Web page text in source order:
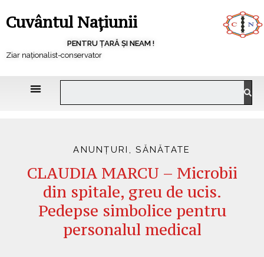
Cuvântul Națiunii
PENTRU ȚARĂ ȘI NEAM !
Ziar naționalist-conservator
ANUNȚURI ,SĂNĂTATE
CLAUDIA MARCU – Microbii
din spitale, greu de ucis.
Pedepse simbolice pentru
personalul medical